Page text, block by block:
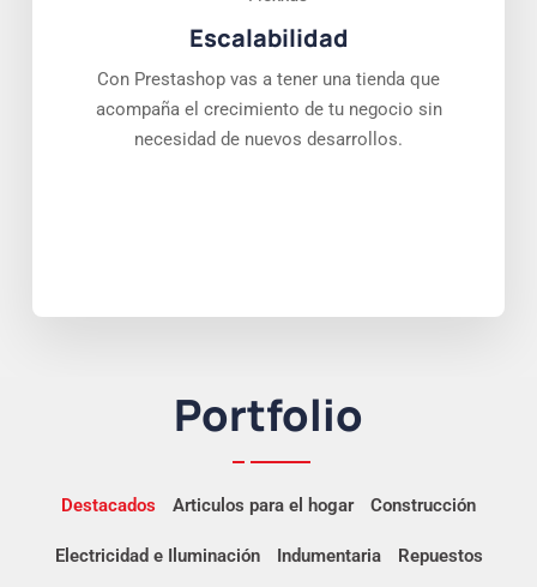
Escalabilidad
Con Prestashop vas a tener una tienda que
acompaña el crecimiento de tu negocio sin
necesidad de nuevos desarrollos.
Portfolio
Destacados Articulos para el hogar Construcción
Electricidad e Iluminación Indumentaria Repuestos